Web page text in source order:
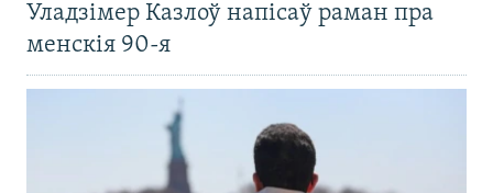
Уладзімер Казлоў напісаў раман пра
менскія 90-я